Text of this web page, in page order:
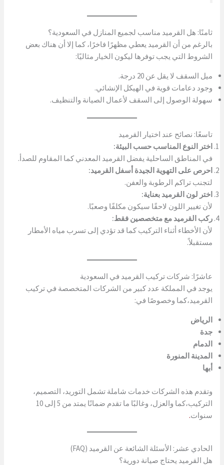
ثامنًا: هل القرميد مناسب لجميع المنازل في السعودية؟
بالرغم من أن القرميد يعطي مظهرًا فاخرًا، كما إلا أن هناك بعض
الشروط التي يجب توفرها ليكون الخيار مثاليًا:
ميل السقف لا يقل عن 20 درجة.
وجود دعامات قوية في الهيكل الإنشائي.
سهولة الوصول إلى السقف لأعمال الصيانة والتنظيف.
تاسعًا: نصائح عند اختيار القرميد
اختر النوع المناسب حسب البيئة:
في المناطق الساحلية يفضل القرميد المعدني كما المقاوم للصدأ.
احرص على التهوية الجيدة أسفل القرميد:
لتجنب تراكم الرطوبة والعفن.
اختر لون القرميد بعناية:
لأن تغيير اللون لاحقًا سيكون مكلفًا وصعبًا.
ركب القرميد مع متخصصين فقط:
لأن الأخطاء أثناء التركيب كما قد تؤدي إلى تسرب مياه الأمطار
مستقبلاً.
عاشرًا: شركات تركيب القرميد في السعودية
يوجد في المملكة عدد كبير من الشركات المتخصصة في تركيب
القرميد،كما وخصوصًا في:
الرياض
جدة
الدمام
المدينة المنورة
أبها
وتقدم هذه الشركات خدمات شاملة تشمل التوريد، التصميم،
التركيب،كما والعزل، وغالبًا ما تقدم ضمانًا يمتد من 5 إلى 10
سنوات.
الحادي عشر: الأسئلة الشائعة عن القرميد (FAQ)
هل القرميد يحتاج صيانة دورية؟